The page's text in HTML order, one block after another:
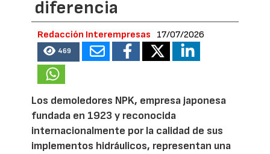
diferencia
Redacción Interempresas 17/07/2026
469
Los demoledores NPK, empresa japonesa
fundada en 1923 y reconocida
internacionalmente por la calidad de sus
implementos hidráulicos, representan una